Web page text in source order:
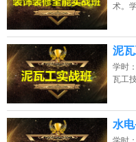
术。
泥
学时
瓦工
水